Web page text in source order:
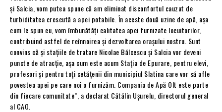
și Salcia, vom putea spune că am eliminat disconfortul cauzat de
turbiditatea crescută a apei potabile. În aceste două uzine de apă, așa
cum le spun eu, vom îmbunătăți calitatea apei furnizate locuitorilor,
contribuind astfel de reînnoirea și dezvoltarea orașului nostru. Sunt
convins că și stațiile de tratare Nicolae Bălcescu și Salcia vor deveni
puncte de atracție, așa cum este acum Stația de Epurare, pentru elevi,
profesori și pentru toți cetățenii din municipiul Slatina care vor să afle
povestea apei pe care noi o furnizăm. Compania de Apă Olt este parte
din fiecare comunitate”, a declarat Cătălin Ușurelu, directorul general
al CAO.